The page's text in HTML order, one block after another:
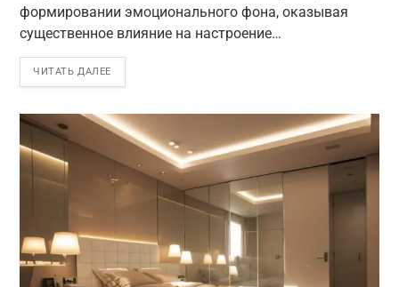
формировании эмоционального фона, оказывая
существенное влияние на настроение…
ЧИТАТЬ ДАЛЕЕ